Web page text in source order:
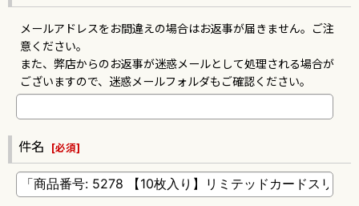
メールアドレスをお間違えの場合はお返事が届きません。ご注
意ください。
また、弊店からのお返事が迷惑メールとして処理される場合が
ございますので、迷惑メールフォルダもご確認ください。
件名 [必須]